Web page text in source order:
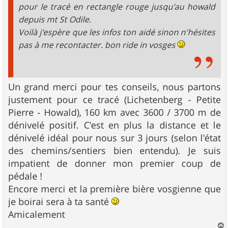
pour le tracé en rectangle rouge jusqu'au howald
depuis mt St Odile.
Voilà j'espère que les infos ton aidé sinon n'hésites
pas à me recontacter. bon ride in vosges
Un grand merci pour tes conseils, nous partons
justement pour ce tracé (Lichetenberg - Petite
Pierre - Howald), 160 km avec 3600 / 3700 m de
dénivelé positif. C'est en plus la distance et le
dénivelé idéal pour nous sur 3 jours (selon l'état
des chemins/sentiers bien entendu). Je suis
impatient de donner mon premier coup de
pédale !
Encore merci et la première bière vosgienne que
je boirai sera à ta santé
Amicalement